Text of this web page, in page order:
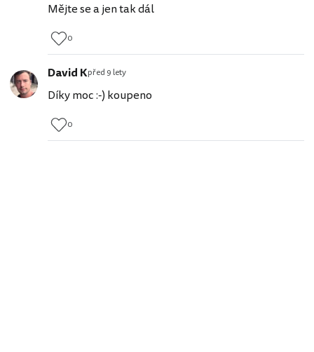
Mějte se a jen tak dál
0
David Kpřed 9 lety
Díky moc :-) koupeno
0